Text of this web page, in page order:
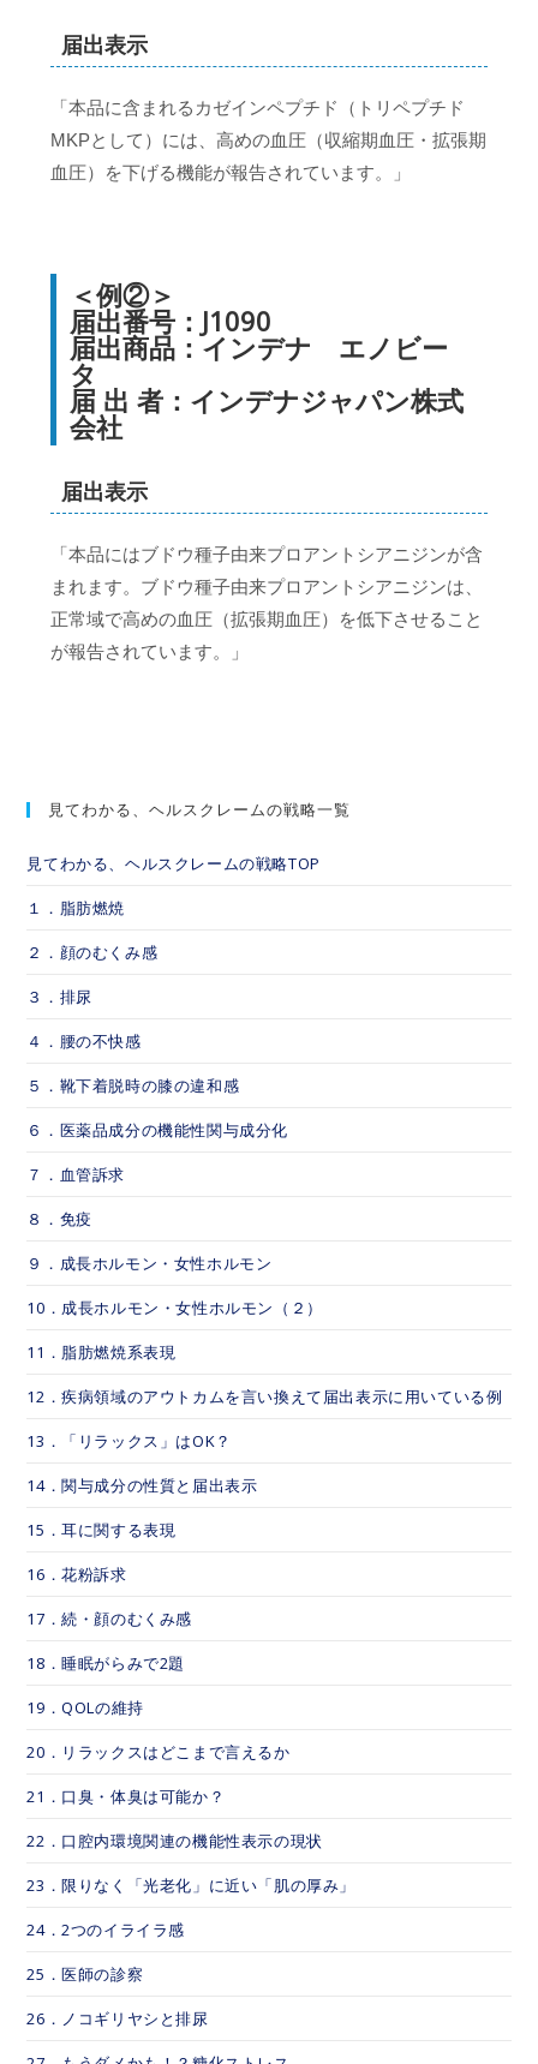
届出表示
「本品に含まれるカゼインペプチド（トリペプチド
MKPとして）には、高めの血圧（収縮期血圧・拡張期
血圧）を下げる機能が報告されています。」
＜例②＞
届出番号：J1090
届出商品：インデナ エノビー
タ
届 出 者：インデナジャパン株式
会社
届出表示
「本品にはブドウ種子由来プロアントシアニジンが含
まれます。ブドウ種子由来プロアントシアニジンは、
正常域で高めの血圧（拡張期血圧）を低下させること
が報告されています。」
見てわかる、ヘルスクレームの戦略一覧
見てわかる、ヘルスクレームの戦略TOP
１．脂肪燃焼
２．顔のむくみ感
３．排尿
４．腰の不快感
５．靴下着脱時の膝の違和感
６．医薬品成分の機能性関与成分化
７．血管訴求
８．免疫
９．成長ホルモン・女性ホルモン
10．成長ホルモン・女性ホルモン（２）
11．脂肪燃焼系表現
12．疾病領域のアウトカムを言い換えて届出表示に用いている例
13．「リラックス」はOK？
14．関与成分の性質と届出表示
15．耳に関する表現
16．花粉訴求
17．続・顔のむくみ感
18．睡眠がらみで2題
19．QOLの維持
20．リラックスはどこまで言えるか
21．口臭・体臭は可能か？
22．口腔内環境関連の機能性表示の現状
23．限りなく「光老化」に近い「肌の厚み」
24．2つのイライラ感
25．医師の診察
26．ノコギリヤシと排尿